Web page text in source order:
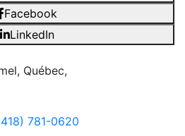
Facebook
LinkedIn
Québec,
781-0620